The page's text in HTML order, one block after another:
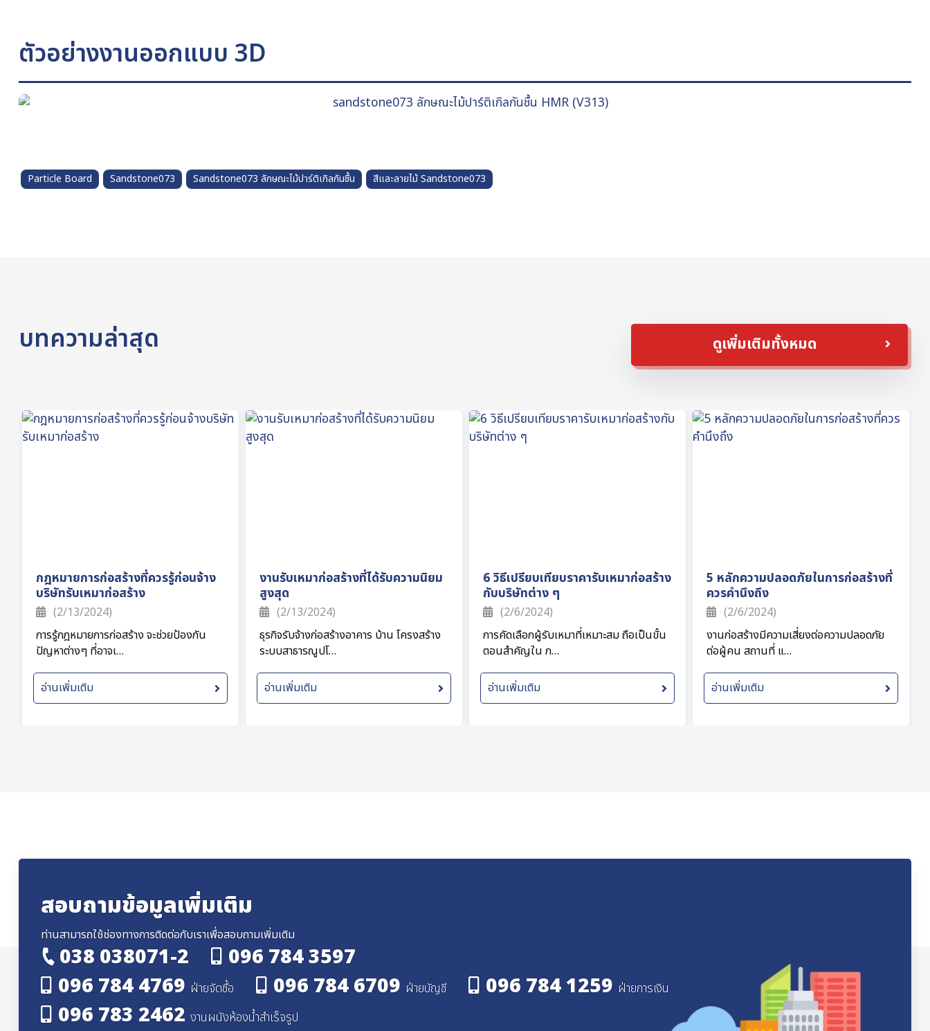
ตัวอย่างงานออกแบบ 3D
Particle Board Sandstone073 Sandstone073 ลักษณะไม้ปาร์ติเกิลกันชื้น สีและลายไม้ Sandstone073
บทความล่าสุด ดูเพิ่มเติมทั้งหมด
กฎหมายการก่อสร้างที่ควรรู้ก่อนจ้าง
บริษัทรับเหมาก่อสร้าง
(2/13/2024)
การรู้กฎหมายการก่อสร้าง จะช่วยป้องกัน
ปัญหาต่างๆ ที่อาจเ…
อ่านเพิ่มเติม
งานรับเหมาก่อสร้างที่ได้รับความนิยม
สูงสุด
(2/13/2024)
ธุรกิจรับจ้างก่อสร้างอาคาร บ้าน โครงสร้าง
ระบบสาธารณูปโ…
อ่านเพิ่มเติม
6 วิธีเปรียบเทียบราคารับเหมาก่อสร้าง
กับบริษัทต่าง ๆ
(2/6/2024)
การคัดเลือกผู้รับเหมาที่เหมาะสม ถือเป็นขั้น
ตอนสำคัญใน ก…
อ่านเพิ่มเติม
5 หลักความปลอดภัยในการก่อสร้างที่
ควรคำนึงถึง
(2/6/2024)
งานก่อสร้างมีความเสี่ยงต่อความปลอดภัย
ต่อผู้คน สถานที่ แ…
อ่านเพิ่มเติม
สอบถามข้อมูลเพิ่มเติม
ท่านสามารถใช้ช่องทางการติดต่อกับเราเพื่อสอบถามเพิ่มเติม
038 038071-2
096 784 3597
096 784 4769 ฝ่ายจัดซื้อ 096 784 6709 ฝ่ายบัญชี 096 784 1259 ฝ่ายการเงิน
096 783 2462 งานผนังห้องน้ำสำเร็จรูป